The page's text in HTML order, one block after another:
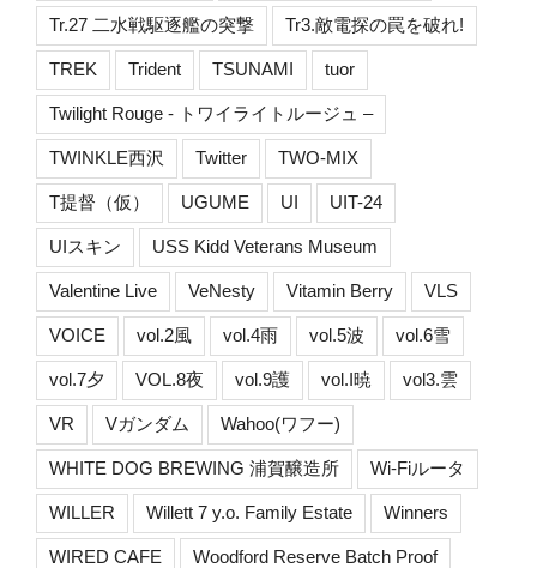
Tr.27 二水戦駆逐艦の突撃 Tr3.敵電探の罠を破れ!
TREK Trident TSUNAMI tuor
Twilight Rouge - トワイライトルージュ –
TWINKLE西沢 Twitter TWO-MIX
T提督（仮） UGUME UI UIT-24
UIスキン USS Kidd Veterans Museum
Valentine Live VeNesty Vitamin Berry VLS
VOICE vol.2風 vol.4雨 vol.5波 vol.6雪
vol.7夕 VOL.8夜 vol.9護 vol.I暁 vol3.雲
VR Vガンダム Wahoo(ワフー)
WHITE DOG BREWING 浦賀醸造所 Wi-Fiルータ
WILLER Willett 7 y.o. Family Estate Winners
WIRED CAFE Woodford Reserve Batch Proof